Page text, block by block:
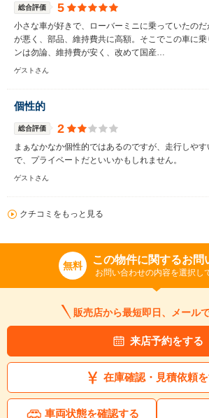
総合評価 5
小さな車が好きで、ローバーミニに乗っていたの
が悪く、部品、維持費共に高額。そこでこの車に
ンは勿論、維持費が安く、改めて国産…
ゲストさん
個性的
総合評価 2
まぁなかなか個性的ではあるのですが、走行しや
で、プライベートだといいかもしれません。
ゲストさん
クチコミをもっと見る
無料 この物件に関するお問
お問い合わせの内容を選択し
販売店から最短即日、メール
来店予約をする
在庫確認・見積依頼
車両状態を確認する